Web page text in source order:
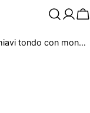
GO9289 Portachiavi tondo con moneta